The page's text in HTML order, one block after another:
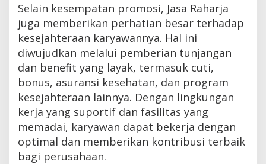
Selain kesempatan promosi, Jasa Raharja
juga memberikan perhatian besar terhadap
kesejahteraan karyawannya. Hal ini
diwujudkan melalui pemberian tunjangan
dan benefit yang layak, termasuk cuti,
bonus, asuransi kesehatan, dan program
kesejahteraan lainnya. Dengan lingkungan
kerja yang suportif dan fasilitas yang
memadai, karyawan dapat bekerja dengan
optimal dan memberikan kontribusi terbaik
bagi perusahaan.